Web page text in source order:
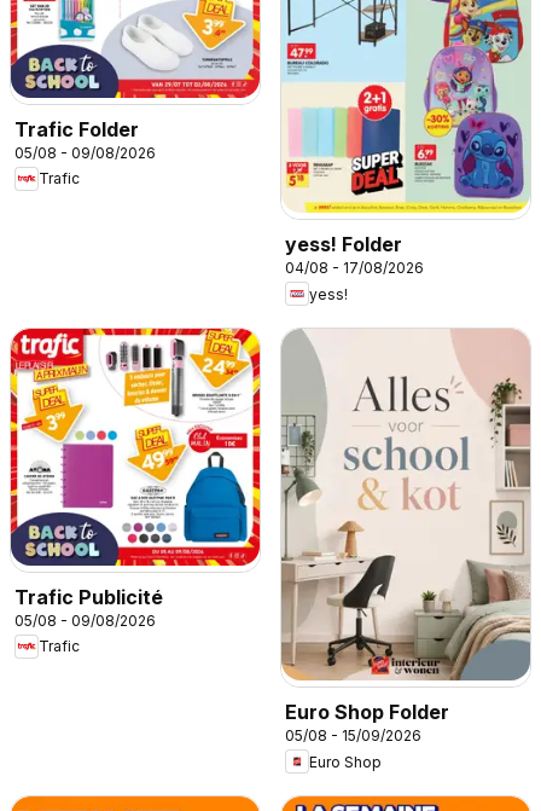
Trafic Folder
05/08 - 09/08/2026
Trafic
yess! Folder
04/08 - 17/08/2026
yess!
Trafic Publicité
05/08 - 09/08/2026
Trafic
Euro Shop Folder
05/08 - 15/09/2026
Euro Shop